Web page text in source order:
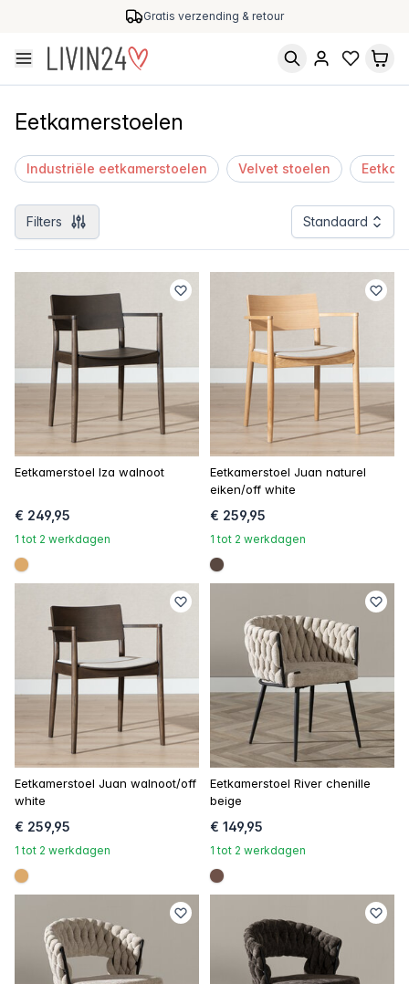
Gratis verzending & retour
Eetkamerstoelen
Industriële eetkamerstoelen Velvet stoelen
Filters Standaard
Eetkamerstoel Iza walnoot
€ 249,95
1 tot 2 werkdagen
#dca96a
Eetkamerstoel Juan naturel
eiken/off white
€ 259,95
1 tot 2 werkdagen
#594840
Eetkamerstoel Juan walnoot/off
white
€ 259,95
1 tot 2 werkdagen
#dca96a
Eetkamerstoel River chenille
beige
€ 149,95
1 tot 2 werkdagen
#6e5148